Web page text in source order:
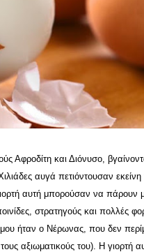
Αφροδίτη και Διόνυσο,
αυγά πετιόντουσαν
αυτή μπορούσαν να πάρουν
στρατηγούς και πολλές
ήταν ο Νέρωνας, που δεν
αξιωματικούς του). Η γιορτή